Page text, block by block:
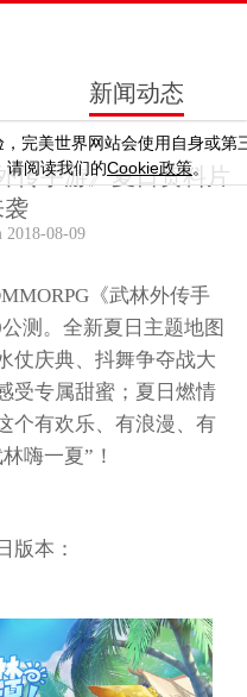
完美世界网站会使用自身或第
请阅读我们的Cookie政策。
新闻动态
传手游》夏日资料片
袭
2018-08-09
《武林外传手
测。全新夏日主题地图
仗庆典、抖舞争夺战大
受专属甜蜜；夏日燃情
个有欢乐、有浪漫、有
嗨一夏”！
版本：